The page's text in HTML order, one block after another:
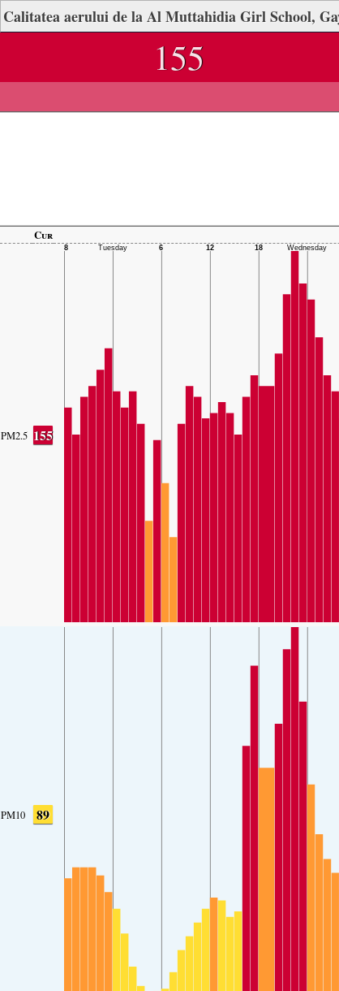
Calitatea aerului de la Al Muttahidia Girl School,
155
Cur
PM2.5 155
PM10 89